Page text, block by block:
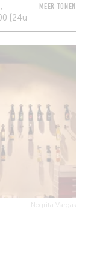
(24u
MEER TONEN
Negrita Vargas